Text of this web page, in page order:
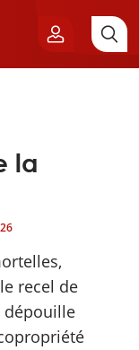
la
recel de
dépouille